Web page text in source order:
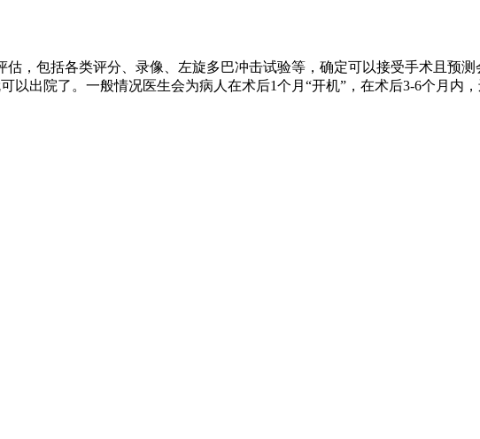
，包括各类评分、录像、左旋多巴冲击试验等，确定可以接受手术且预
以出院了。一般情况医生会为病人在术后1个月“开机”，在术后3-6个月内，